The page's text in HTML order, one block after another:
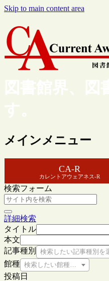
Skip to main content area
図書館界、
す。
メインメニュー
CA-R
カレントアウェアネス-R
検索フォーム
詳細検索
タイトル
本文
記事種別
検索したい記事種別を
館種 検索したい館種を選択してく
投稿日